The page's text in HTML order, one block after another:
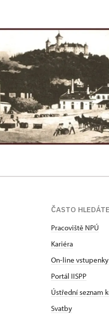
ČASTO HLEDÁTE
Pracoviště NPÚ
Kariéra
On-line vstupenky
Portál IISPP
Ústřední seznam
Svatby